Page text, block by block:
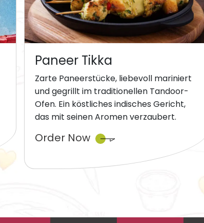
Paneer Tikka
Zarte Paneerstücke, liebevoll mariniert
und gegrillt im traditionellen Tandoor-
Ofen. Ein köstliches indisches Gericht,
das mit seinen Aromen verzaubert.
Order Now